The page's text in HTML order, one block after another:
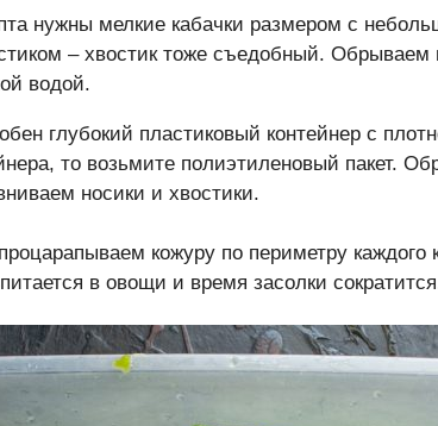
нужны мелкие кабачки размером с
– хвостик тоже съедобный. Обрываем
водой.
глубокий пластиковый контейнер с
то возьмите полиэтиленовый пакет.
носики и хвостики.
кожуру по периметру каждого
в овощи и время засолки